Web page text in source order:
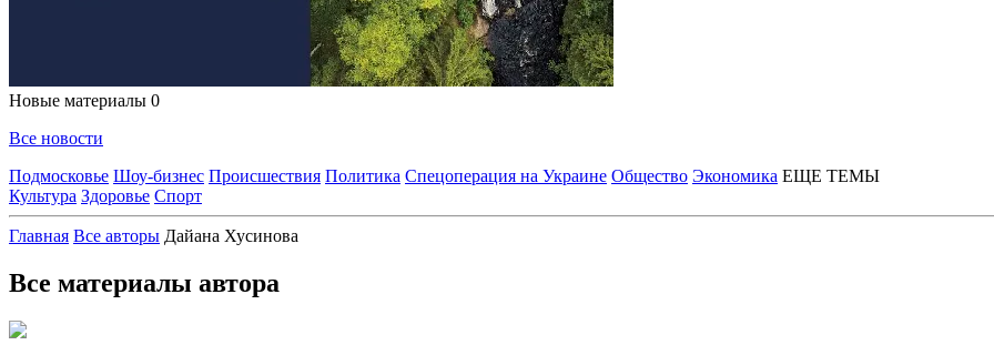
Новые материалы 0
Все новости
Подмосковье Шоу-бизнес Происшествия Политика Спецоперация на Украине Общество Экономика ЕЩЕ ТЕМЫ
Культура Здоровье Спорт
Главная Все авторы Дайана Хусинова
Все материалы автора